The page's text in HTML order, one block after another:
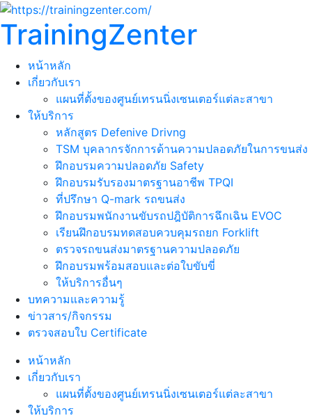
TrainingZenter
หน้าหลัก
เกี่ยวกับเรา
แผนที่ตั้งของศูนย์เทรนนิ่งเซนเตอร์แต่ละสาขา
ให้บริการ
หลักสูตร Defenive Drivng
TSM บุคลากรจักการด้านความปลอดภัยในการขนส่ง
ฝึกอบรมความปลอดภัย Safety
ฝึกอบรมรับรองมาตรฐานอาชีพ TPQI
ที่ปรึกษา Q-mark รถขนส่ง
ฝึกอบรมพนักงานขับรถปฎิบัติการฉึกเฉิน EVOC
เรียนฝึกอบรมทดสอบควบคุมรถยก Forklift
ตรวจรถขนส่งมาตรฐานความปลอดภัย
ฝึกอบรมพร้อมสอบและต่อใบขับขี่
ให้บริการอื่นๆ
บทความและความรู้
ข่าวสาร/กิจกรรม
ตรวจสอบใบ Certificate
หน้าหลัก
เกี่ยวกับเรา
แผนที่ตั้งของศูนย์เทรนนิ่งเซนเตอร์แต่ละสาขา
ให้บริการ